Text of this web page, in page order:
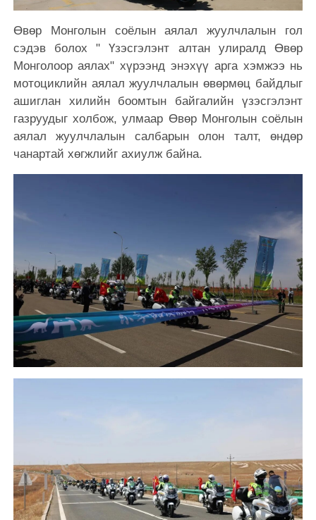
Өвөр Монголын соёлын аялал жуулчлалын гол
сэдэв болох " Үзэсгэлэнт алтан улиралд Өвөр
Монголоор аялах" хүрээнд энэхүү арга хэмжээ нь
мотоциклийн аялал жуулчлалын өвөрмөц байдлыг
ашиглан хилийн боомтын байгалийн үзэсгэлэнт
газруудыг холбож, улмаар Өвөр Монголын соёлын
аялал жуулчлалын салбарын олон талт, өндөр
чанартай хөгжлийг ахиулж байна.